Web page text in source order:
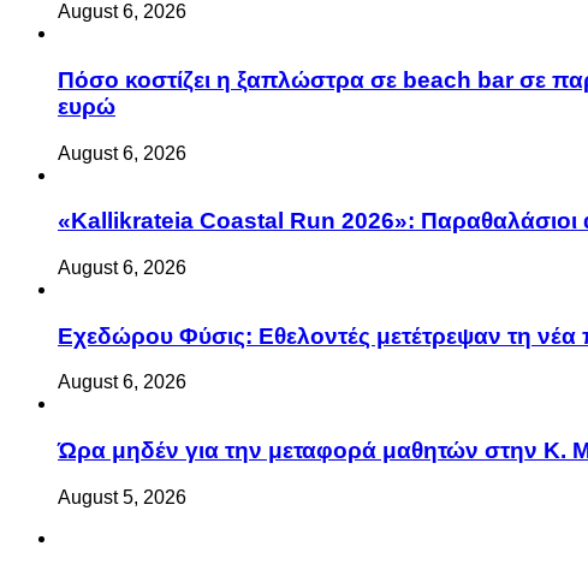
August 6, 2026
Πόσο κοστίζει η ξαπλώστρα σε beach bar σε
ευρώ
August 6, 2026
«Kallikrateia Coastal Run 2026»: Παραθαλάσιοι
August 6, 2026
Eχεδώρου Φύσις: Εθελοντές μετέτρεψαν τη
August 6, 2026
Ώρα μηδέν για την μεταφορά μαθητών στην Κ.
August 5, 2026